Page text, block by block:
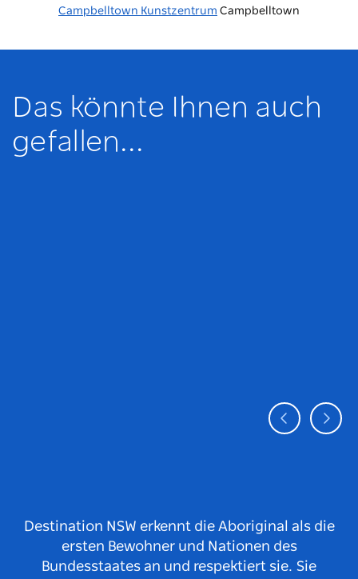
Campbelltown Kunstzentrum Campbelltown
Das könnte Ihnen auch
gefallen...
Destination NSW erkennt die Aboriginal als die
ersten Bewohner und Nationen des
Bundesstaates an und respektiert sie. Sie